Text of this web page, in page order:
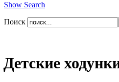
Show Search
Поиск
Детские